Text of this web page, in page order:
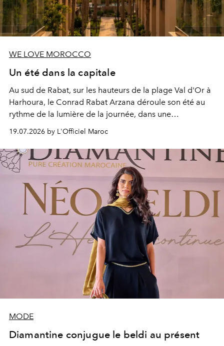
WE LOVE MOROCCO
Un été dans la capitale
Au sud de Rabat, sur les hauteurs de la plage Val d'Or à
Harhoura, le Conrad Rabat Arzana déroule son été au
rythme de la lumière de la journée, dans une
programmation pensée comme une succession de
rendez-vous avec l’océan.
19.07.2026 by L'Officiel Maroc
MODE
Diamantine conjugue le beldi au présent